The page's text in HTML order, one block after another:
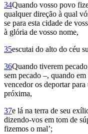
34Quando vosso povo
qualquer direção à qual
se para esta cidade de
à glória de vosso nome,
35escutai do alto do céu
36Quando tiverem
sem pecado –, quando
vencedor os deportar
próxima,
37e lá na terra de seu
dizendo-vos em tom de
fizemos o mal’;